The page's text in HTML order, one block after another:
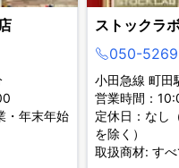
・年末年始
ストックラ
050-
小田急線 町田
営業時間：
定休日：なし
を除く）
取扱商材: すべ